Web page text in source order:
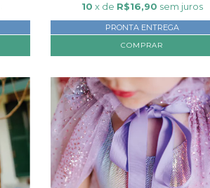
10 x de R$16,90 sem juros
PRONTA ENTREGA
COMPRAR